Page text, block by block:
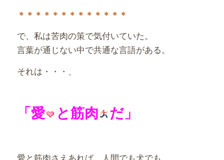
＊＊＊＊＊＊＊＊＊＊＊＊＊
で、私は苦肉の策で気付いていた。
言葉が通じない中で共通な言語がある。
それは・・・、
「愛 と筋肉 だ」
愛と筋肉さえあれば、人間でも犬でも、